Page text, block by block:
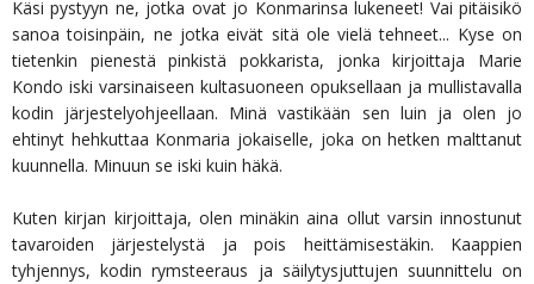
Käsi pystyyn ne, jotka ovat jo Konmarinsa lukeneet! Vai pitäisikö
sanoa toisinpäin, ne jotka eivät sitä ole vielä tehneet... Kyse on
tietenkin pienestä pinkistä pokkarista, jonka kirjoittaja Marie
Kondo iski varsinaiseen kultasuoneen opuksellaan ja mullistavalla
kodin järjestelyohjeellaan. Minä vastikään sen luin ja olen jo
ehtinyt hehkuttaa Konmaria jokaiselle, joka on hetken malttanut
kuunnella. Minuun se iski kuin häkä.
Kuten kirjan kirjoittaja, olen minäkin aina ollut varsin innostunut
tavaroiden järjestelystä ja pois heittämisestäkin. Kaappien
tyhjennys, kodin rymsteeraus ja säilytysjuttujen suunnittelu on